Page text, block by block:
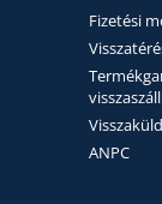
Fizetési
ANPC